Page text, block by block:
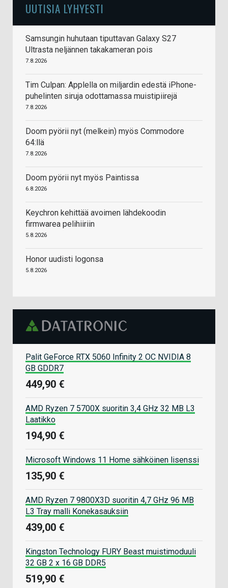
UUTISIA LYHYESTI
Samsungin huhutaan tiputtavan Galaxy S27
Ultrasta neljännen takakameran pois
7.8.2026
Tim Culpan: Applella on miljardin edestä iPhone-
puhelinten siruja odottamassa muistipiirejä
7.8.2026
Doom pyörii nyt (melkein) myös Commodore
64:llä
7.8.2026
Doom pyörii nyt myös Paintissa
6.8.2026
Keychron kehittää avoimen lähdekoodin
firmwarea pelihiiriin
5.8.2026
Honor uudisti logonsa
5.8.2026
Palit GeForce RTX 5060 Infinity 2 OC NVIDIA 8
GB GDDR7
449,90 €
AMD Ryzen 7 5700X suoritin 3,4 GHz 32 MB L3
Laatikko
194,90 €
Microsoft Windows 11 Home sähköinen lisenssi
135,90 €
AMD Ryzen 7 9800X3D suoritin 4,7 GHz 96 MB
L3 Tray malli Konekasauksiin
439,00 €
Kingston Technology FURY Beast muistimoduuli
32 GB 2 x 16 GB DDR5
519,90 €